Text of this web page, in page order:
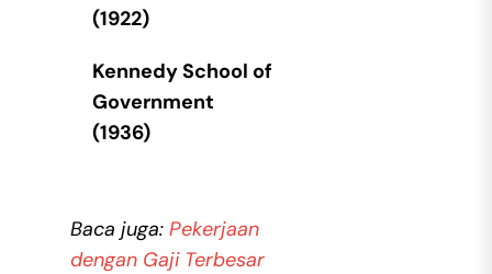
(1922)
Kennedy School of
Government
(1936)
Baca juga: Pekerjaan
dengan Gaji Terbesar